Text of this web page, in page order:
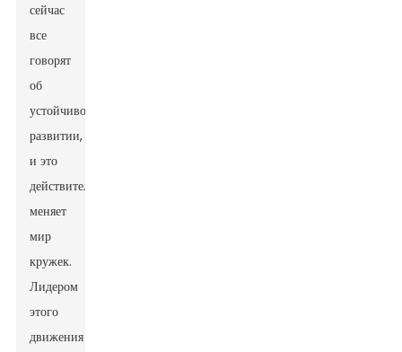
сейчас
все
говорят
об
устойчивом
развитии,
и это
действительно
меняет
мир
кружек.
Лидером
этого
движения